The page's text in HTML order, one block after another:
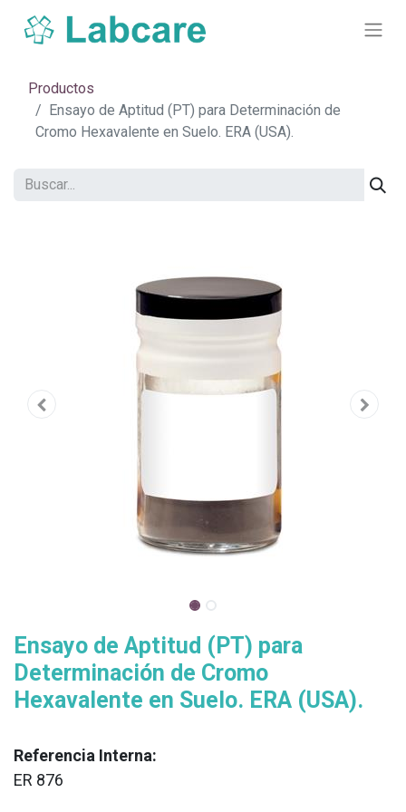
Productos
Ensayo de Aptitud (PT) para Determinación de
Cromo Hexavalente en Suelo. ERA (USA).
Ensayo de Aptitud (PT) para
Determinación de Cromo
Hexavalente en Suelo. ERA (USA).
Referencia Interna:
ER 876